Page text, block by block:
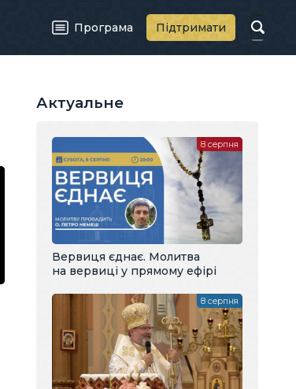
Програма Підтримати
Актуальне
Вервиця єднає. Молитва
на вервиці у прямому ефірі
8 серпня
8 серпня